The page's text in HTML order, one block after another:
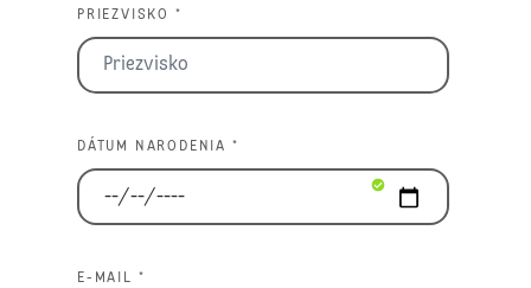
PRIEZVISKO *
DÁTUM NARODENIA *
E-MAIL *